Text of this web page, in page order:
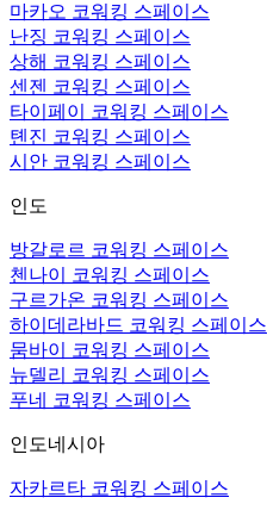
마카오 코워킹 스페이스
난징 코워킹 스페이스
상해 코워킹 스페이스
센젠 코워킹 스페이스
타이페이 코워킹 스페이스
톈진 코워킹 스페이스
시안 코워킹 스페이스
인도
방갈로르 코워킹 스페이스
첸나이 코워킹 스페이스
구르가온 코워킹 스페이스
하이데라바드 코워킹 스페이스
뭄바이 코워킹 스페이스
뉴델리 코워킹 스페이스
푸네 코워킹 스페이스
인도네시아
자카르타 코워킹 스페이스